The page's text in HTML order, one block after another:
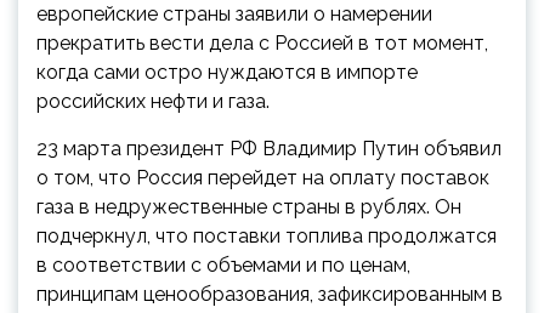
европейские страны заявили о намерении
прекратить вести дела с Россией в тот момент,
когда сами остро нуждаются в импорте
российских нефти и газа.
23 марта президент РФ Владимир Путин объявил
о том, что Россия перейдет на оплату поставок
газа в недружественные страны в рублях. Он
подчеркнул, что поставки топлива продолжатся
в соответствии с объемами и по ценам,
принципам ценообразования, зафиксированным в